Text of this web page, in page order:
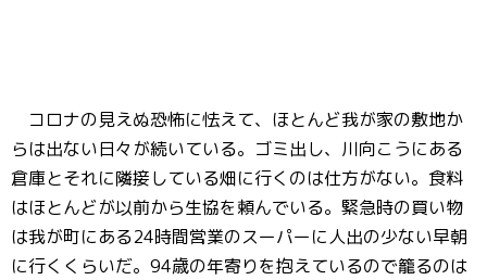
コロナの見えぬ恐怖に怯えて、ほとんど我が家の敷地か
らは出ない日々が続いている。ゴミ出し、川向こうにある
倉庫とそれに隣接している畑に行くのは仕方がない。食料
はほとんどが以前から生協を頼んでいる。緊急時の買い物
は我が町にある24時間営業のスーパーに人出の少ない早朝
に行くくらいだ。94歳の年寄りを抱えているので籠るのは